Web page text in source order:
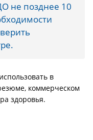
не позднее 10
в
коммерческом
здоровья.